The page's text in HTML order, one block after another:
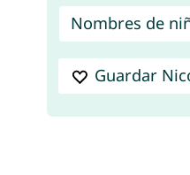
Nombres de
Guardar